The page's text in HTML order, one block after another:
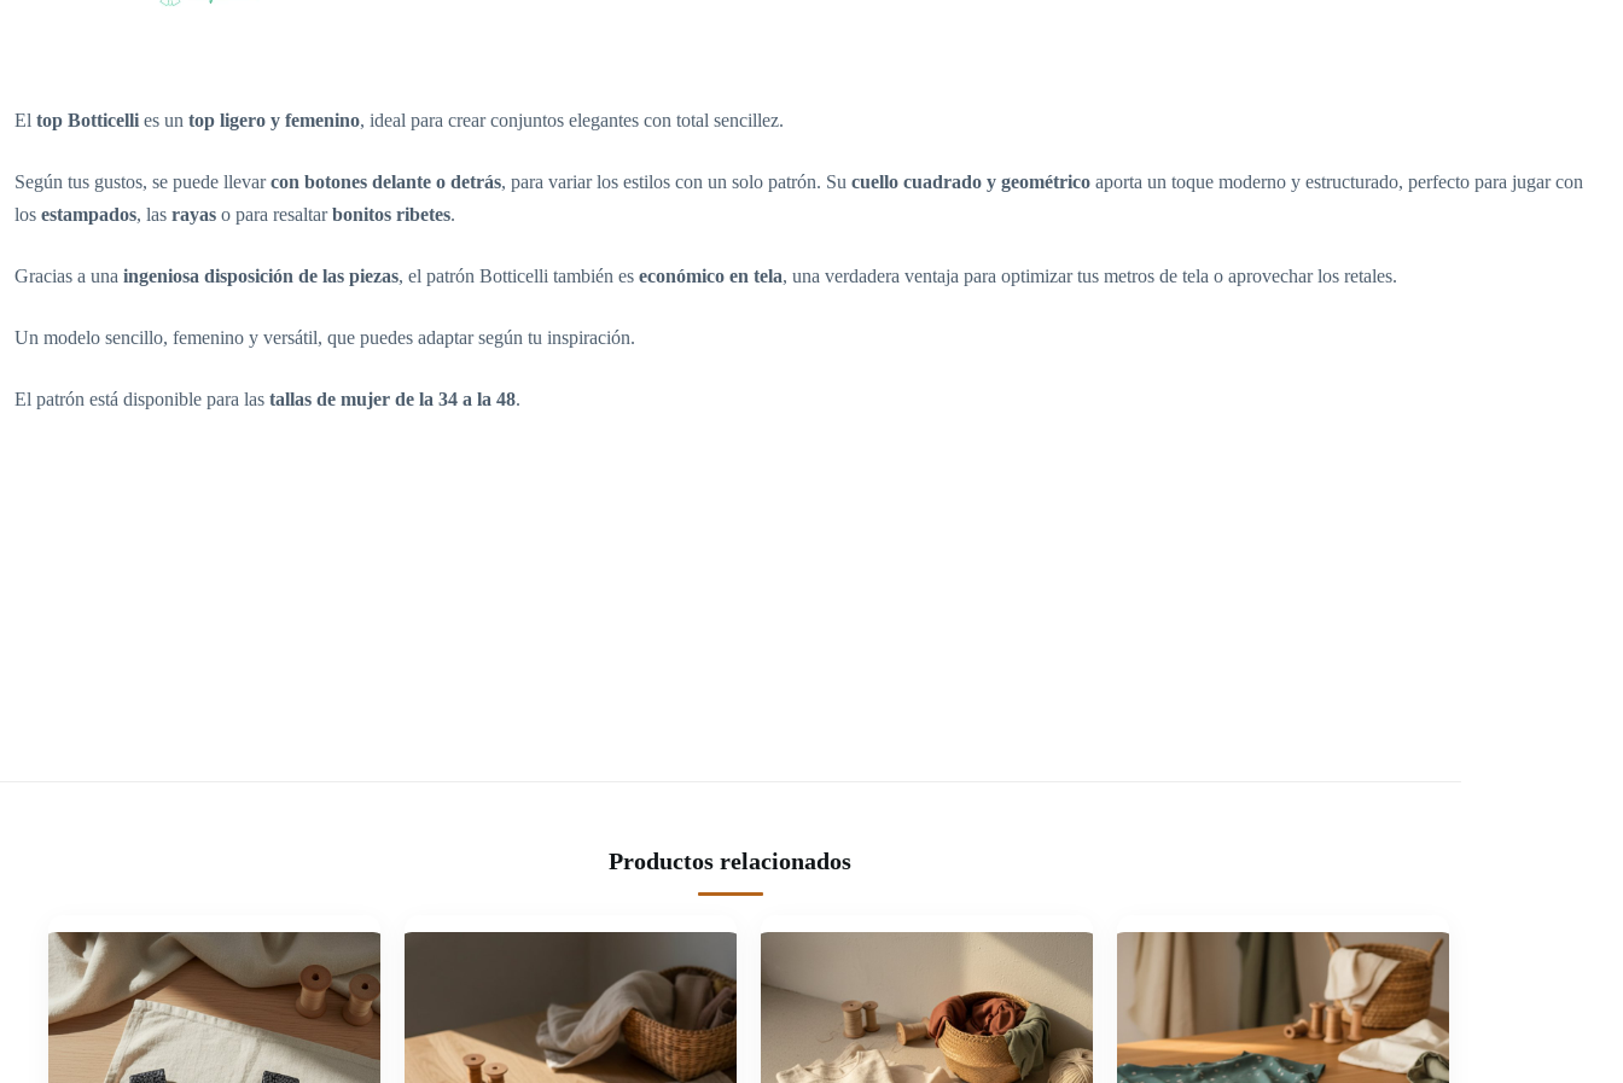
El top Botticelli es un top ligero y femenino, ideal para crear conjuntos elegantes con total sencillez.
Según tus gustos, se puede llevarcon botones delante o detrás, para variar los estilos con un solo patrón. Su cuello cuadrado y geométrico aporta un toque moderno y estructurado, perfecto para jugar con
los estampados, las rayas o para resaltarbonitos ribetes.
Gracias a una ingeniosa disposición de las piezas, el patrón Botticelli también es económico en tela, una verdadera ventaja para optimizar tus metros de tela o aprovechar los retales.
Un modelo sencillo, femenino y versátil, que puedes adaptar según tu inspiración.
El patrón está disponible para las tallas de mujer de la 34 a la 48.
Productos relacionados